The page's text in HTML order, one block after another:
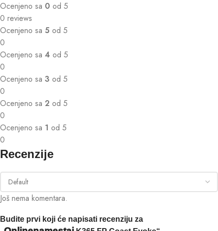
Ocenjeno sa 0 od 5
0 reviews
Ocenjeno sa 5 od 5
0
Ocenjeno sa 4 od 5
0
Ocenjeno sa 3 od 5
0
Ocenjeno sa 2 od 5
0
Ocenjeno sa 1 od 5
0
Recenzije
Još nema komentara.
Budite prvi koji će napisati recenziju za